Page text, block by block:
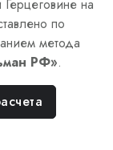
на
по
метода
РФ».